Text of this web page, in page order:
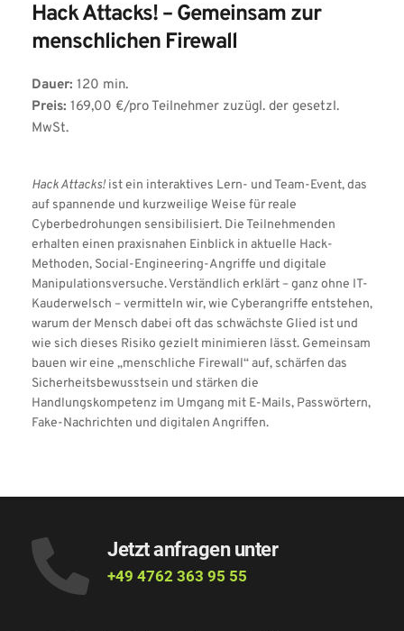
Hack Attacks! – Gemeinsam zur
menschlichen Firewall
Dauer: 120 min.
Preis: 169,00 €/pro Teilnehmer zuzügl. der gesetzl.
MwSt.
Hack Attacks! ist ein interaktives Lern- und Team-Event, das
auf spannende und kurzweilige Weise für reale
Cyberbedrohungen sensibilisiert. Die Teilnehmenden
erhalten einen praxisnahen Einblick in aktuelle Hack-
Methoden, Social-Engineering-Angriffe und digitale
Manipulationsversuche. Verständlich erklärt – ganz ohne IT-
Kauderwelsch – vermitteln wir, wie Cyberangriffe entstehen,
warum der Mensch dabei oft das schwächste Glied ist und
wie sich dieses Risiko gezielt minimieren lässt. Gemeinsam
bauen wir eine „menschliche Firewall“ auf, schärfen das
Sicherheitsbewusstsein und stärken die
Handlungskompetenz im Umgang mit E-Mails, Passwörtern,
Fake-Nachrichten und digitalen Angriffen.
Jetzt anfragen unter
+49 4762 363 95 55